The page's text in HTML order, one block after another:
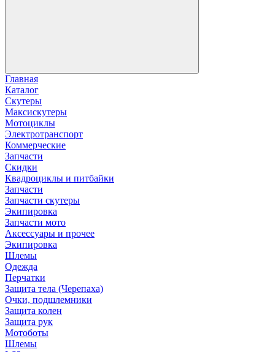
Главная
Каталог
Скутеры
Максискутеры
Мотоциклы
Электротранспорт
Коммерческие
Запчасти
Скидки
Квадроциклы и питбайки
Запчасти
Запчасти скутеры
Экипировка
Запчасти мото
Аксессуары и прочее
Экипировка
Шлемы
Одежда
Перчатки
Защита тела (Черепаха)
Очки, подшлемники
Защита колен
Защита рук
Мотоботы
Шлемы